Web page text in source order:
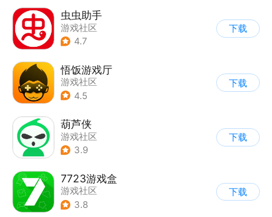
虫虫助手
游戏社区
4.7
下载
悟饭游戏厅
游戏社区
4.5
下载
葫芦侠
游戏社区
3.9
下载
7723游戏盒
游戏社区
3.8
下载